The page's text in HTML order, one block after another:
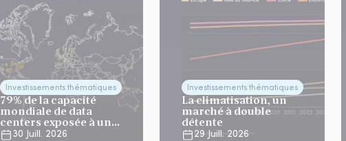
Investissements thématiques
79% de la capacité
mondiale de data
centers exposée à un
risque climatique aigu
30 Juill. 2026
Investissements thématiques
La climatisation, un
marché à double
détente
29 Juill. 2026